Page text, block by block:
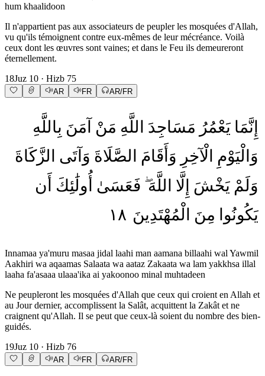
hum khaalidoon
Il n'appartient pas aux associateurs de peupler les mosquées d'Allah,
vu qu'ils témoignent contre eux-mêmes de leur mécréance. Voilà
ceux dont les œuvres sont vaines; et dans le Feu ils demeureront
éternellement.
18Juz 10 · Hizb 75
AR FR AR/FR
إِنَّمَا يَعْمُرُ مَسَاجِدَ اللَّهِ مَنْ آمَنَ بِاللَّهِ
وَالْيَوْمِ الْآخِرِ وَأَقَامَ الصَّلَاةَ وَآتَى الزَّكَاةَ
وَلَمْ يَخْشَ إِلَّا اللَّهَ فَعَسَىٰ أُولَٰئِكَ أَن
يَكُونُوا مِنَ الْمُهْتَدِينَ ١٨
Innamaa ya'muru masaa jidal laahi man aamana billaahi wal Yawmil
Aakhiri wa aqaamas Salaata wa aataz Zakaata wa lam yakkhsa illal
laaha fa'asaaa ulaaa'ika ai yakoonoo minal muhtadeen
Ne peupleront les mosquées d'Allah que ceux qui croient en Allah et
au Jour dernier, accomplissent la Salât, acquittent la Zakât et ne
craignent qu'Allah. Il se peut que ceux-là soient du nombre des bien-
guidés.
19Juz 10 · Hizb 76
AR FR AR/FR